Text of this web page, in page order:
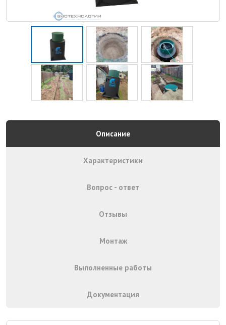
Описание
Характеристики
Вопрос - ответ
Отзывы
Монтаж
Выполненные работы
Документация